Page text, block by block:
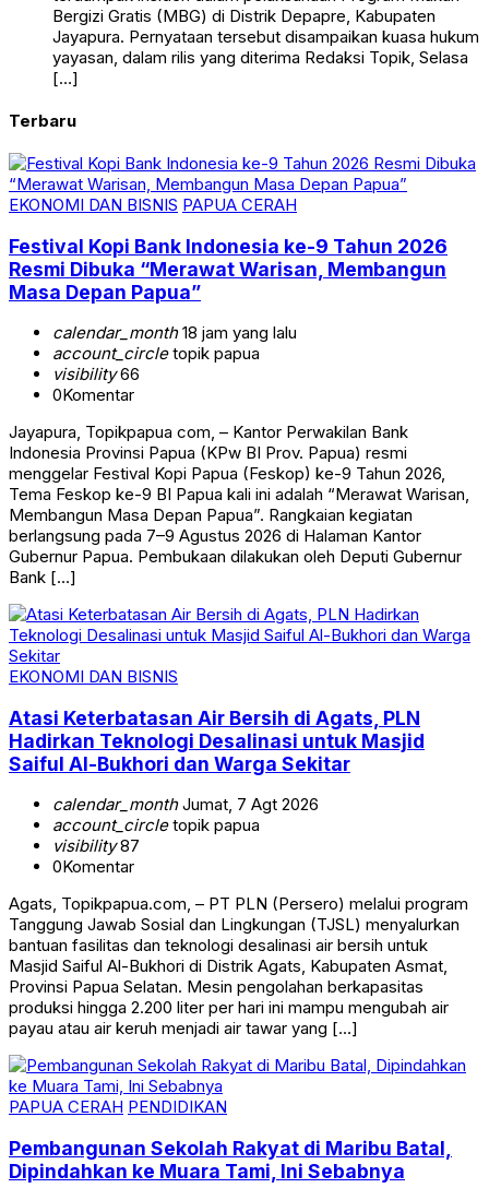
Bergizi Gratis (MBG) di Distrik Depapre, Kabupaten
Jayapura. Pernyataan tersebut disampaikan kuasa hukum
yayasan, dalam rilis yang diterima Redaksi Topik, Selasa
[…]
Terbaru
EKONOMI DAN BISNIS PAPUA CERAH
Festival Kopi Bank Indonesia ke-9 Tahun 2026
Resmi Dibuka “Merawat Warisan, Membangun
Masa Depan Papua”
calendar_month18 jam yang lalu
account_circletopik papua
visibility66
0Komentar
Jayapura, Topikpapua com, – Kantor Perwakilan Bank
Indonesia Provinsi Papua (KPw BI Prov. Papua) resmi
menggelar Festival Kopi Papua (Feskop) ke-9 Tahun 2026,
Tema Feskop ke-9 BI Papua kali ini adalah “Merawat Warisan,
Membangun Masa Depan Papua”. Rangkaian kegiatan
berlangsung pada 7–9 Agustus 2026 di Halaman Kantor
Gubernur Papua. Pembukaan dilakukan oleh Deputi Gubernur
Bank […]
EKONOMI DAN BISNIS
Atasi Keterbatasan Air Bersih di Agats, PLN
Hadirkan Teknologi Desalinasi untuk Masjid
Saiful Al-Bukhori dan Warga Sekitar
calendar_monthJumat, 7 Agt 2026
account_circletopik papua
visibility87
0Komentar
Agats, Topikpapua.com, – PT PLN (Persero) melalui program
Tanggung Jawab Sosial dan Lingkungan (TJSL) menyalurkan
bantuan fasilitas dan teknologi desalinasi air bersih untuk
Masjid Saiful Al-Bukhori di Distrik Agats, Kabupaten Asmat,
Provinsi Papua Selatan. Mesin pengolahan berkapasitas
produksi hingga 2.200 liter per hari ini mampu mengubah air
payau atau air keruh menjadi air tawar yang […]
PAPUA CERAH PENDIDIKAN
Pembangunan Sekolah Rakyat di Maribu Batal,
Dipindahkan ke Muara Tami, Ini Sebabnya